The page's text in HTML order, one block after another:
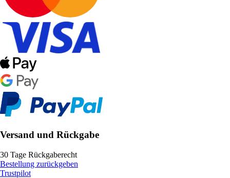
Versand und Rückgabe
30 Tage Rückgaberecht
Bestellung zurückgeben
Trustpilot